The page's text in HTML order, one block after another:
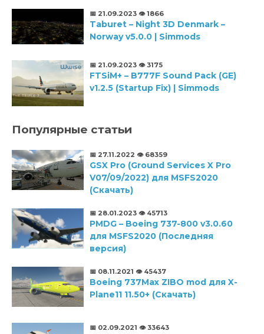
📅 21.09.2023 👁️ 1866
Taburet – Night 3D Denmark –
Norway v5.0.0 | Simmods
📅 21.09.2023 👁️ 3175
FTSiM+ – B777F Sound Pack (GE)
v1.2.5 (Startup Fix) | Simmods
Популярные статьи
📅 27.11.2022 👁️ 68359
GSX Pro (Ground Services X Pro
V07/09/2022) для MSFS2020
(Скачать)
📅 28.01.2023 👁️ 45713
PMDG – Boeing 737-800 v3.0.60
для MSFS2020 (Последняя
версия)
📅 08.11.2021 👁️ 45437
Boeing 737Max ZIBO mod для X-
Plane11 11.50+ (Скачать)
📅 02.09.2021 👁️ 33643